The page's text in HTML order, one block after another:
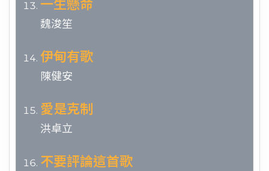
魏浚笙
伊甸有歌
陳健安
愛是克制
洪卓立
不要評論這首歌